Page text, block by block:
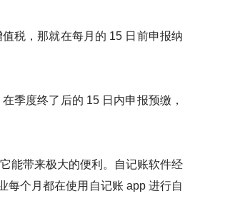
税，那就在每月的 15 日前申报纳
季度终了后的 15 日内申报预缴，
能带来极大的便利。自记账软件经
每个月都在使用自记账 app 进行自